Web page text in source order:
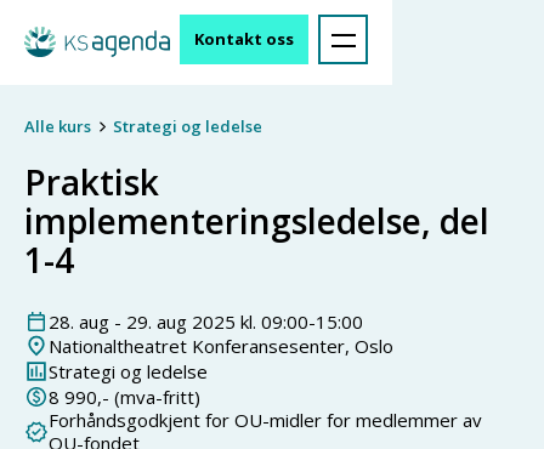
Kontakt oss
Alle kurs Strategi og ledelse
Praktisk
implementeringsledelse, del
1-4
28. aug - 29. aug 2025 kl. 09:00-15:00
Nationaltheatret Konferansesenter, Oslo
Strategi og ledelse
8 990,- (mva-fritt)
Forhåndsgodkjent for OU-midler for medlemmer av
OU-fondet